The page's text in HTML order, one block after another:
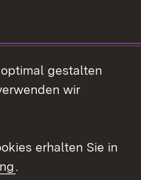
gestalten
wir
erhalten Sie in
.